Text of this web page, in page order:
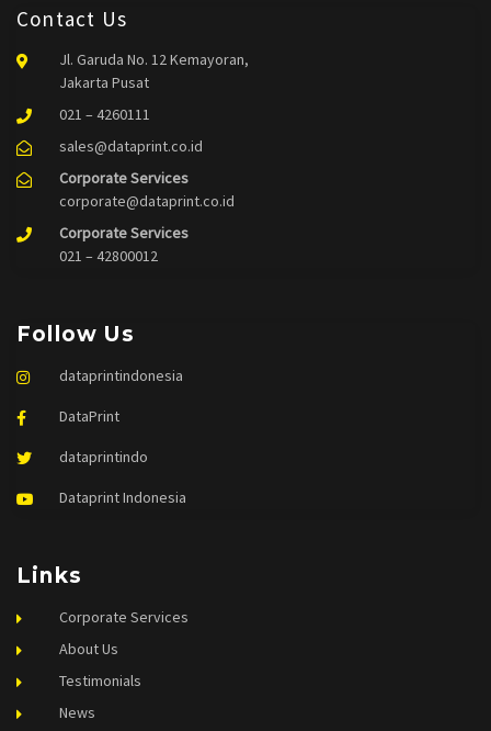
Links
Corporate Services
About Us
Testimonials
News
Follow Us
dataprintindonesia
DataPrint
dataprintindo
Dataprint Indonesia
Contact Us
Jl. Garuda No. 12 Kemayoran,
Jakarta Pusat
021 – 4260111
sales@dataprint.co.id
Corporate Services
corporate@dataprint.co.id
Corporate Services
021 – 42800012